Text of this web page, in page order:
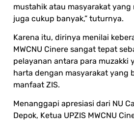
mustahik atau masyarakat
juga cukup banyak,” tuturnya.
Karena itu, dirinya menilai
MWCNU Cinere sangat tepat
pelayanan antara para muzakki
harta dengan masyarakat yang
manfaat ZIS.
Menanggapi apresiasi dari NU
Depok, Ketua UPZIS MWCNU